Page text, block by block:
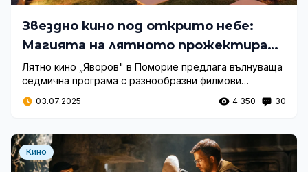
Звездно кино под открито небе:
Магията на лятното прожектиране
в Поморие
Лятно кино „Яворов" в Поморие предлага вълнуваща
седмична програма с разнообразни филмови
жанрове, достъпни за всички възрастови групи на
атрактивни цени.
03.07.2025 4 350 30
Кино